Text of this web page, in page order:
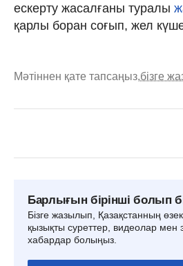
ескерту жасалғаны туралы
қарлы боран соғып, жел
Мәтіннен қате тапсаңыз,бізге
Барлығын бірінші болып
Бізге жазылып, Қазақстанның
қызықты суреттер, видеолар мен
хабардар болыңыз.